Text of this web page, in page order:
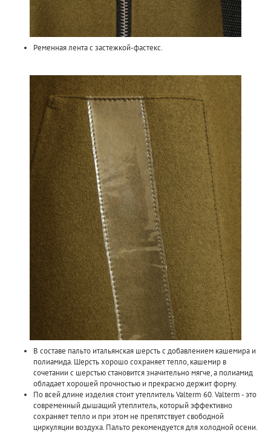
Ременная лента с застежкой-фастекс.
В составе пальто итальянская шерсть с добавлением кашемира и
полиамида. Шерсть хорошо сохраняет тепло, кашемир в
сочетании с шерстью становится значительно мягче, а полиамид
обладает хорошей прочностью и прекрасно держит форму.
По всей длине изделия стоит утеплитель Valterm 60. Valterm - это
современный дышащий утеплитель, который эффективно
сохраняет тепло и при этом не препятствует свободной
циркуляции воздуха. Пальто рекомендуется для холодной осени.